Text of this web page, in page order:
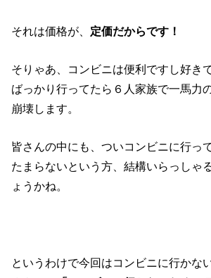
それは価格が、 定価だからです！
そりゃあ、コンビニは便利ですし好き
ばっかり行ってたら６人家族で一馬力
崩壊します。
皆さんの中にも、ついコンビニに行っ
たまらないという方、結構いらっしゃ
ょうかね。
というわけで今回はコンビニに行かな